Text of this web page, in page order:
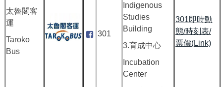
太魯閣客
運
Taroko
Bus
301
Indigenous
Studies
Building
3.育成中心
Incubation
Center
301即時動
態/時刻表/
票價(Link)